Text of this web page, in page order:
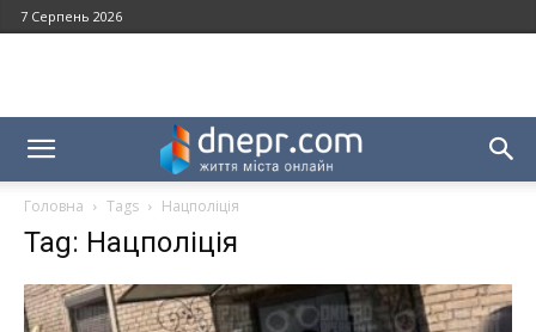
7 Серпень 2026
Головна Tags Нацполіція
Tag: Нацполіція